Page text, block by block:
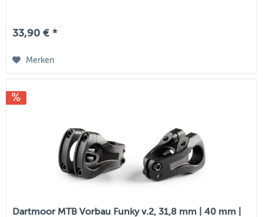
33,90 € *
Merken
Dartmoor MTB Vorbau Funky v.2, 31,8 mm | 40 mm |